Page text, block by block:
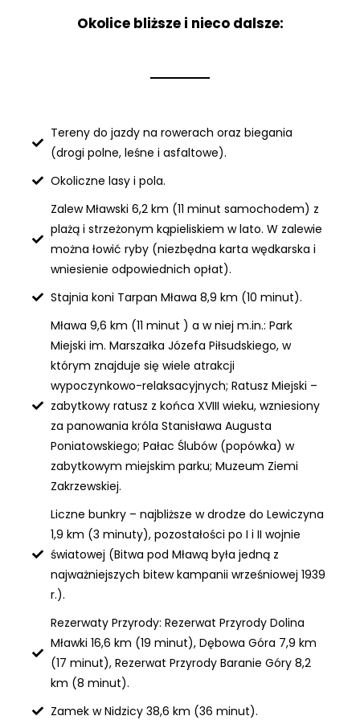
Okolice bliższe i nieco dalsze:
Tereny do jazdy na rowerach oraz biegania
(drogi polne, leśne i asfaltowe).
Okoliczne lasy i pola.
Zalew Mławski 6,2 km (11 minut samochodem) z
plażą i strzeżonym kąpieliskiem w lato. W zalewie
można łowić ryby (niezbędna karta wędkarska i
wniesienie odpowiednich opłat).
Stajnia koni Tarpan Mława 8,9 km (10 minut).
Mława 9,6 km (11 minut ) a w niej m.in.: Park
Miejski im. Marszałka Józefa Piłsudskiego, w
którym znajduje się wiele atrakcji
wypoczynkowo-relaksacyjnych; Ratusz Miejski –
zabytkowy ratusz z końca XVIII wieku, wzniesiony
za panowania króla Stanisława Augusta
Poniatowskiego; Pałac Ślubów (popówka) w
zabytkowym miejskim parku; Muzeum Ziemi
Zakrzewskiej.
Liczne bunkry – najbliższe w drodze do Lewiczyna
1,9 km (3 minuty), pozostałości po I i II wojnie
światowej (Bitwa pod Mławą była jedną z
najważniejszych bitew kampanii wrześniowej 1939
r.).
Rezerwaty Przyrody: Rezerwat Przyrody Dolina
Mławki 16,6 km (19 minut), Dębowa Góra 7,9 km
(17 minut), Rezerwat Przyrody Baranie Góry 8,2
km (8 minut).
Zamek w Nidzicy 38,6 km (36 minut).